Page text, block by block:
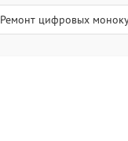
Ремонт цифровых